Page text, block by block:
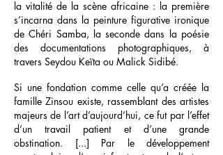
la vitalité de la scène africaine : la première
s’incarna dans la peinture figurative ironique
de Chéri Samba, la seconde dans la poésie
des documentations photographiques, à
travers Seydou Keïta ou Malick Sidibé.
Si une fondation comme celle qu’a créée la
famille Zinsou existe, rassemblant des artistes
majeurs de l’art d’aujourd’hui, ce fut par l’effet
d’un travail patient et d’une grande
obstination. [...] Par le développement